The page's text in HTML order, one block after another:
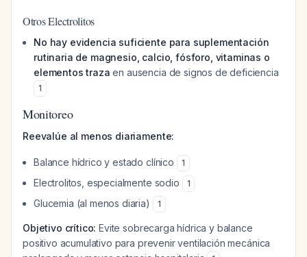
Otros Electrolitos
No hay evidencia suficiente para suplementación
rutinaria de magnesio, calcio, fósforo, vitaminas o
elementos traza en ausencia de signos de deficiencia
1
Monitoreo
Reevalúe al menos diariamente:
Balance hídrico y estado clínico 1
Electrolitos, especialmente sodio 1
Glucemia (al menos diaria) 1
Objetivo crítico: Evite sobrecarga hídrica y balance
positivo acumulativo para prevenir ventilación mecánica